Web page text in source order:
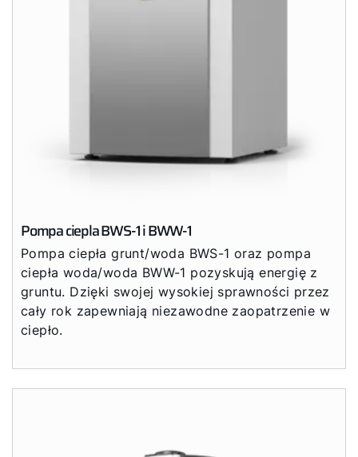
Pompa ciepla BWS-1 i BWW-1
Pompa ciepła grunt/woda BWS-1 oraz pompa
ciepła woda/woda BWW-1 pozyskują energię z
gruntu. Dzięki swojej wysokiej sprawności przez
cały rok zapewniają niezawodne zaopatrzenie w
ciepło.